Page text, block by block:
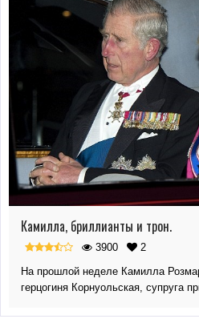
Камилла, бриллианты и трон.
3900
2
На прошлой неделе Камилла
герцогиня Корнуольская, супруга